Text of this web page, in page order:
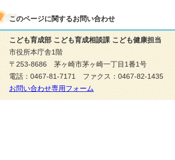
このページに関するお問い合わせ
こども育成部 こども育成相談課 こども健康担当
市役所本庁舎1階
〒253-8686 茅ヶ崎市茅ヶ崎一丁目1番1号
電話：0467-81-7171 ファクス：0467-82-1435
お問い合わせ専用フォーム